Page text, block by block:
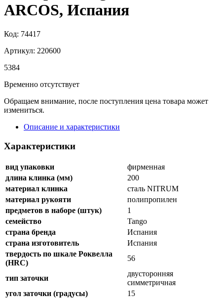
ARCOS, Испания
Код: 74417
Артикул: 220600
5384
Временно отсутствует
Обращаем внимание, после поступления цена товара может
измениться.
Описание и характеристики
Характеристики
вид упаковки
фирменная
длина клинка (мм)
200
материал клинка
сталь NITRUM
материал рукояти
полипропилен
предметов в наборе (штук)
1
семейство
Tango
страна бренда
Испания
страна изготовитель
Испания
твердость по шкале Роквелла
(HRC)
56
тип заточки
двусторонняя
симметричная
угол заточки (градусы)
15